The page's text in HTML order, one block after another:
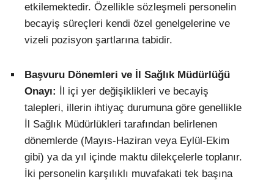
etkilemektedir. Özellikle sözleşmeli personelin
becayiş süreçleri kendi özel genelgelerine ve
vizeli pozisyon şartlarına tabidir.
Başvuru Dönemleri ve İl Sağlık Müdürlüğü
Onayı: İl içi yer değişiklikleri ve becayiş
talepleri, illerin ihtiyaç durumuna göre genellikle
İl Sağlık Müdürlükleri tarafından belirlenen
dönemlerde (Mayıs-Haziran veya Eylül-Ekim
gibi) ya da yıl içinde maktu dilekçelerle toplanır.
İki personelin karşılıklı muvafakati tek başına